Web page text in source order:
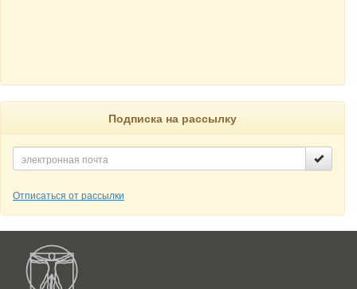
Подписка на рассылку
Отписаться от рассылки